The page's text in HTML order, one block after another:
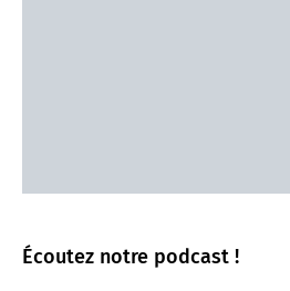
Écoutez notre podcast !